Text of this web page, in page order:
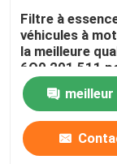
Filtre à
véhicules à
la meilleure
6Q0 201 511
Audi, VW (00-
SEAT